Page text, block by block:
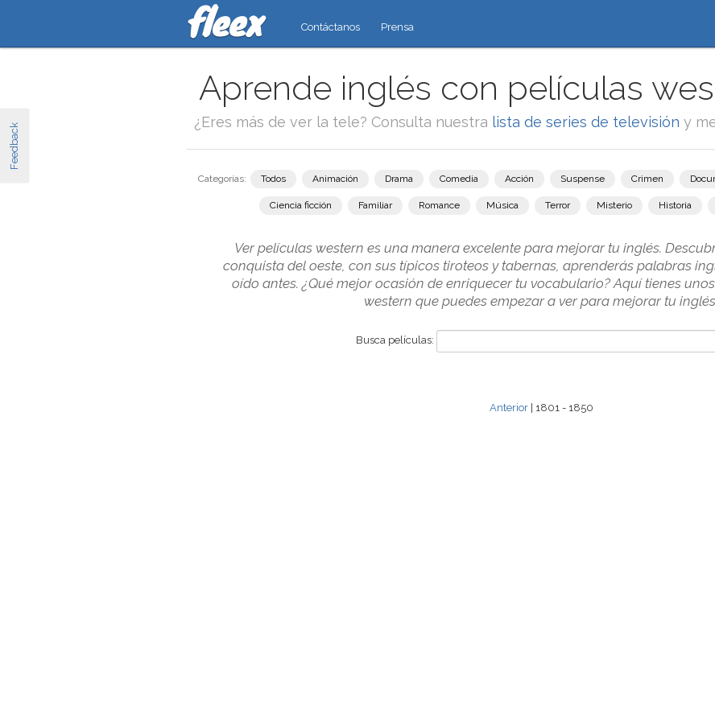
Feedback
Contáctanos Prensa
Aprende inglés con películas
¿Eres más de ver la tele? Consulta nuestra lista de series de televisión y
Categorías: Todos Animación Drama Comedia Acción Suspense Crimen
Ciencia ficción Familiar Romance Música Terror Misterio Historia
Ver películas western es una manera excelente para mejorar tu inglés.
conquista del oeste, con sus típicos tiroteos y tabernas, aprenderás palabras
oído antes. ¿Qué mejor ocasión de enriquecer tu vocabulario? Aquí tienes
western que puedes empezar a ver para mejorar tu
Busca películas:
Anterior| 1801 - 1850